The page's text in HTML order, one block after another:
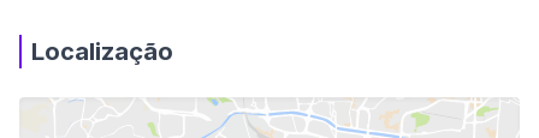
Localização